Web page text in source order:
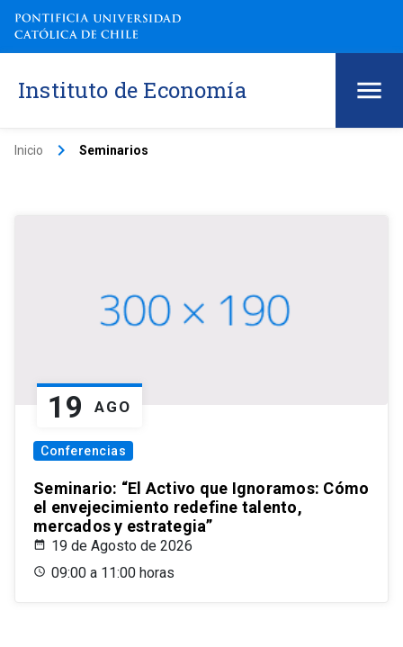
Instituto de Economía
Inicio keyboard_arrow_right Seminarios
19 AGO
Conferencias
Seminario: “El Activo que Ignoramos: Cómo
el envejecimiento redefine talento,
mercados y estrategia”
19 de Agosto de 2026
09:00 a 11:00 horas